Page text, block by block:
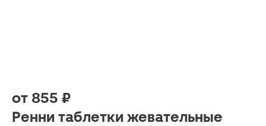
от 855 ₽
Ренни таблетки жевательные